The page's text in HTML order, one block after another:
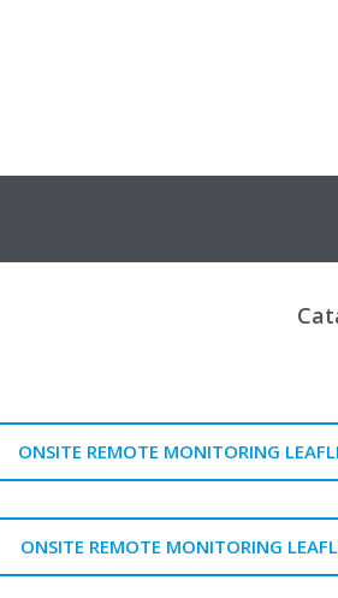
ONSITE REMOTE MONITORING
ONSITE REMOTE MONITORING